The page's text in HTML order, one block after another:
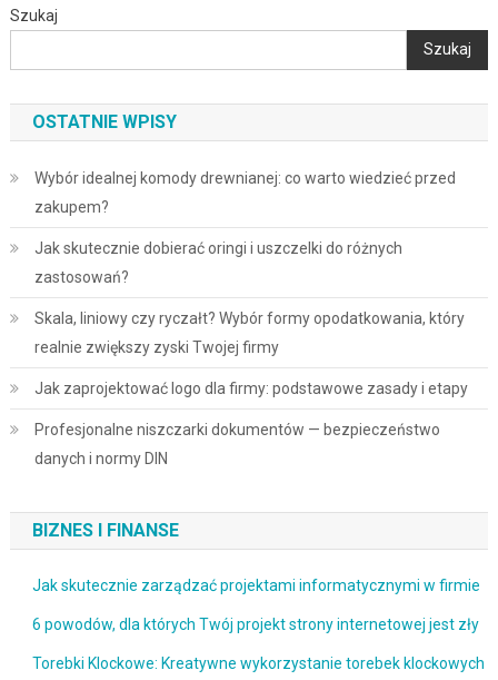
Szukaj
Szukaj
OSTATNIE WPISY
Wybór idealnej komody drewnianej: co warto wiedzieć przed
zakupem?
Jak skutecznie dobierać oringi i uszczelki do różnych
zastosowań?
Skala, liniowy czy ryczałt? Wybór formy opodatkowania, który
realnie zwiększy zyski Twojej firmy
Jak zaprojektować logo dla firmy: podstawowe zasady i etapy
Profesjonalne niszczarki dokumentów — bezpieczeństwo
danych i normy DIN
BIZNES I FINANSE
Jak skutecznie zarządzać projektami informatycznymi w firmie
6 powodów, dla których Twój projekt strony internetowej jest zły
Torebki Klockowe: Kreatywne wykorzystanie torebek klockowych